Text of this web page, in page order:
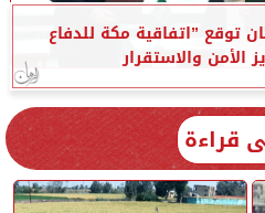
توقع ”اتفاقية مكة للدفاع
الأمن والاستقرار
قراءة